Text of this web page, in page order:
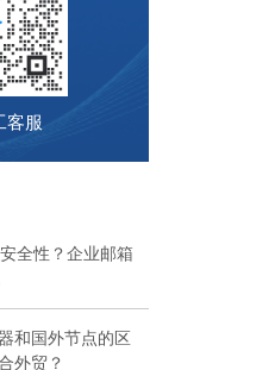
客服
全性？企业邮箱
和国外节点的区
外贸？